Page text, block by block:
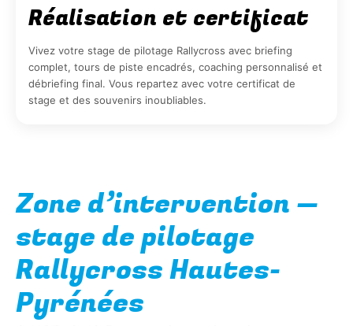
Réalisation et certificat
Vivez votre stage de pilotage Rallycross avec briefing
complet, tours de piste encadrés, coaching personnalisé et
débriefing final. Vous repartez avec votre certificat de
stage et des souvenirs inoubliables.
Zone d’intervention —
stage de pilotage
Rallycross Hautes-
Pyrénées